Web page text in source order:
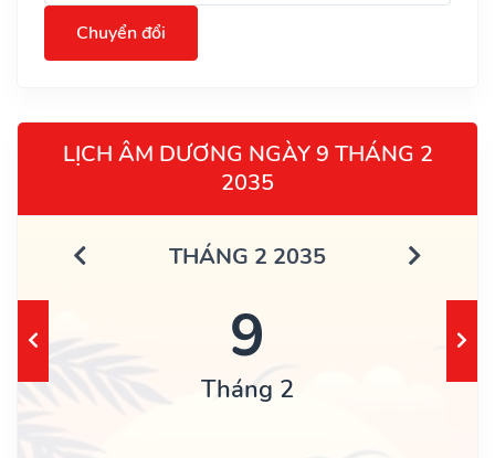
Chuyển đổi
LỊCH ÂM DƯƠNG NGÀY 9 THÁNG 2
2035
THÁNG 2 2035
9
Tháng 2